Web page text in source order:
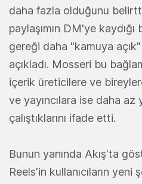
daha fazla olduğunu
paylaşımın DM'ye kaydığı
gereği daha "kamuya açık"
açıkladı. Mosseri bu
içerik üreticilere ve
ve yayıncılara ise daha az
çalıştıklarını ifade etti.
Bunun yanında Akış'ta
Reels'in kullanıcıların